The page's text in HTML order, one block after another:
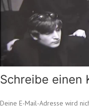
Schreibe einen
Deine E-Mail-Adresse wird